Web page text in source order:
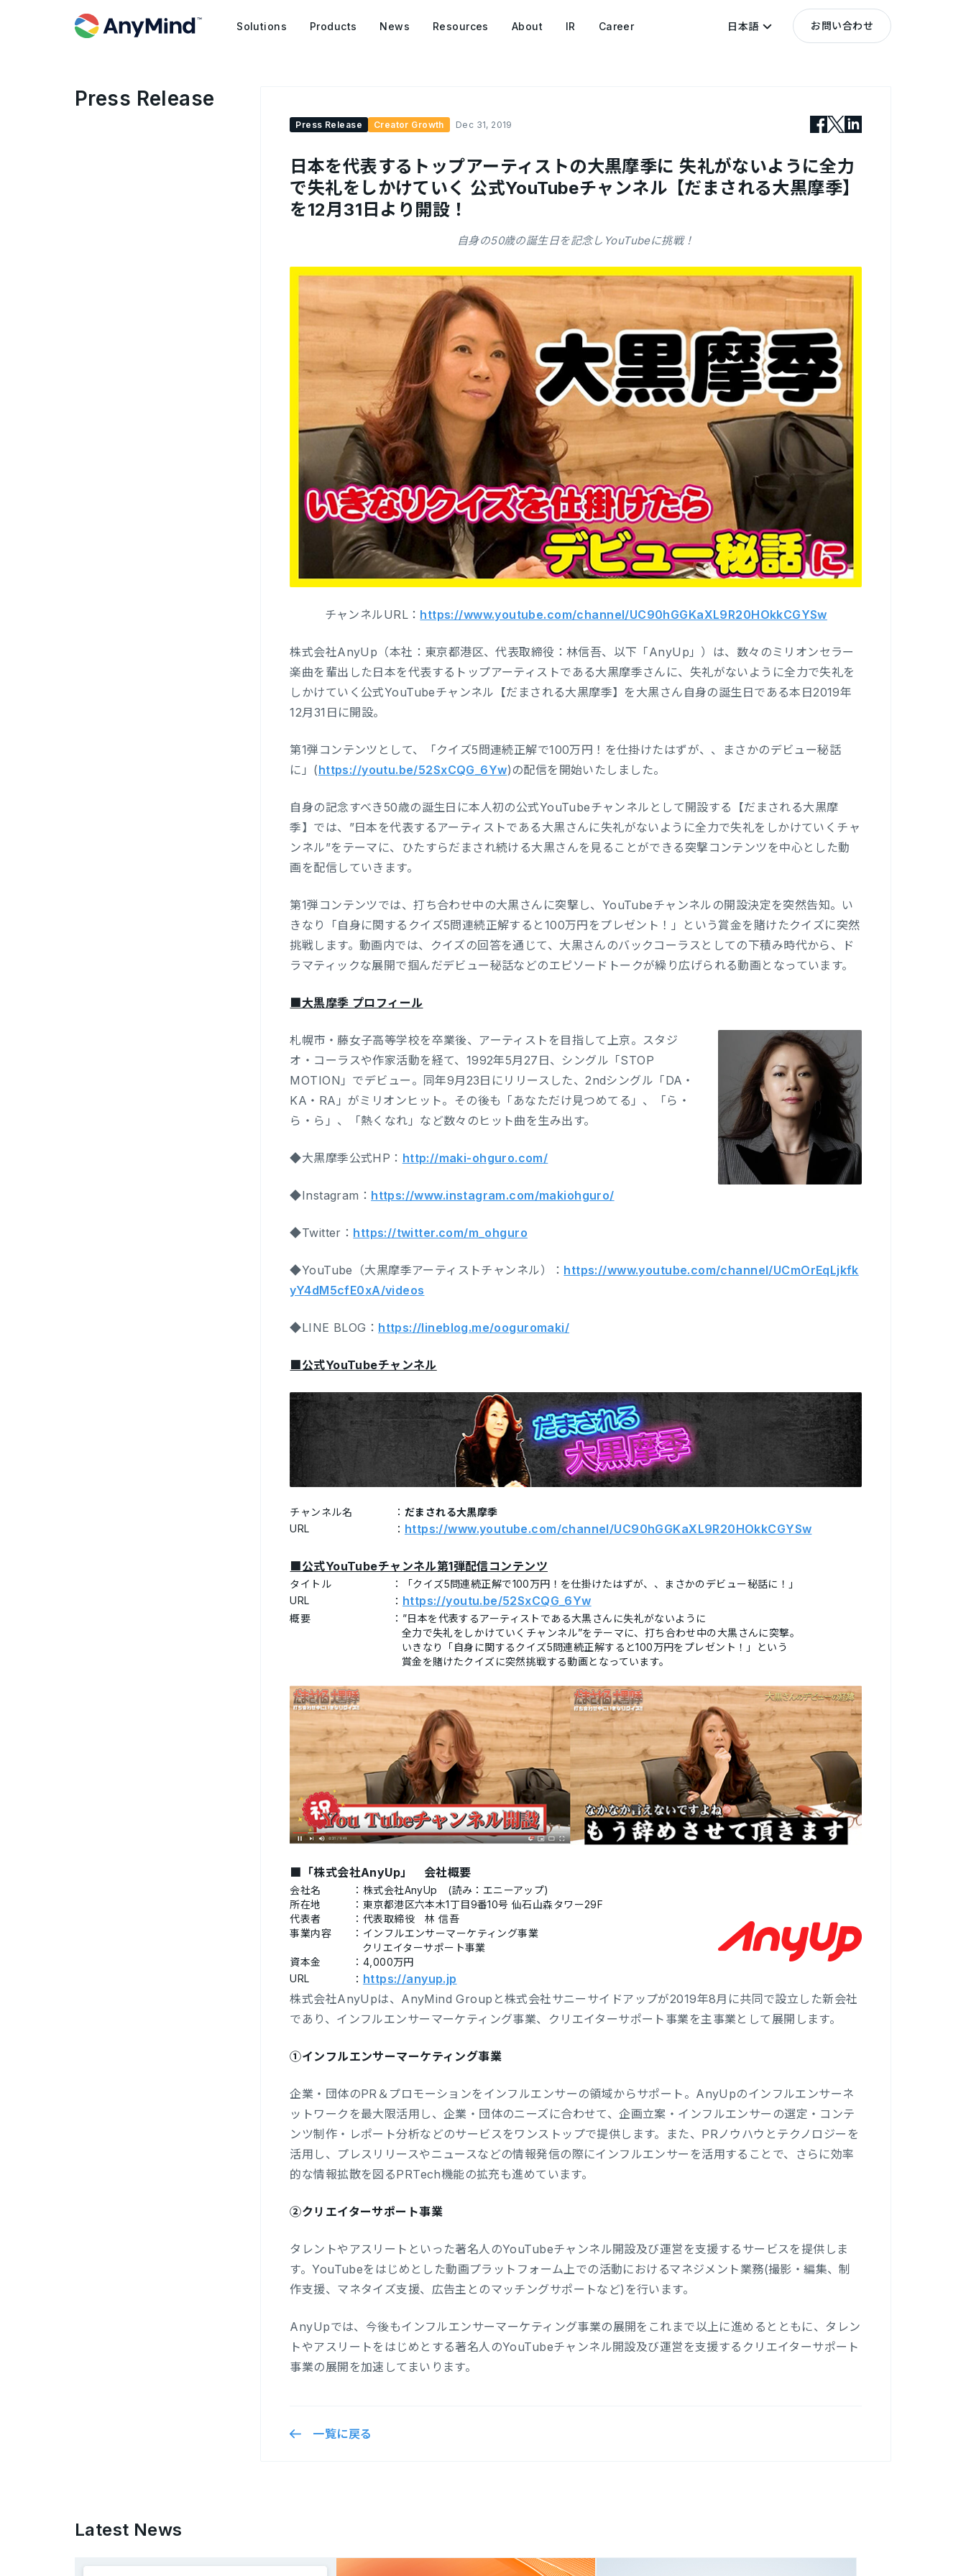
Solutions Products News Resources About IR Career 日本語 お問い合わせ
Press Release
Press Release Creator Growth Dec 31, 2019
日本を代表するトップアーティストの大黒摩季に 失礼がないように全力
で失礼をしかけていく 公式YouTubeチャンネル【だまされる大黒摩季】
を12月31日より開設！
自身の50歳の誕生日を記念しYouTubeに挑戦！
チャンネルURL： https://www.youtube.com/channel/UC90hGGKaXL9R20HOkkCGYSw
株式会社AnyUp（本社：東京都港区、代表取締役：林信吾、以下「AnyUp」）は、数々のミリオンセラー
楽曲を輩出した日本を代表するトップアーティストである大黒摩季さんに、失礼がないように全力で失礼を
しかけていく公式YouTubeチャンネル【だまされる大黒摩季】を大黒さん自身の誕生日である本日2019年
12月31日に開設。
第1弾コンテンツとして、「クイズ5問連続正解で100万円！を仕掛けたはずが、、まさかのデビュー秘話
に」(https://youtu.be/52SxCQG_6Yw)の配信を開始いたしました。
自身の記念すべき50歳の誕生日に本人初の公式YouTubeチャンネルとして開設する【だまされる大黒摩
季】では、”日本を代表するアーティストである大黒さんに失礼がないように全力で失礼をしかけていくチャ
ンネル”をテーマに、ひたすらだまされ続ける大黒さんを見ることができる突撃コンテンツを中心とした動
画を配信していきます。
第1弾コンテンツでは、打ち合わせ中の大黒さんに突撃し、YouTubeチャンネルの開設決定を突然告知。い
きなり「自身に関するクイズ5問連続正解すると100万円をプレゼント！」という賞金を賭けたクイズに突然
挑戦します。動画内では、クイズの回答を通じて、大黒さんのバックコーラスとしての下積み時代から、ド
ラマティックな展開で掴んだデビュー秘話などのエピソードトークが繰り広げられる動画となっています。
■大黒摩季 プロフィール
札幌市・藤女子高等学校を卒業後、アーティストを目指して上京。スタジ
オ・コーラスや作家活動を経て、1992年5月27日、シングル「STOP
MOTION」でデビュー。同年9月23日にリリースした、2ndシングル「DA・
KA・RA」がミリオンヒット。その後も「あなただけ見つめてる」、「ら・
ら・ら」、「熱くなれ」など数々のヒット曲を生み出す。
◆大黒摩季公式HP： http://maki-ohguro.com/
◆Instagram： https://www.instagram.com/makiohguro/
◆Twitter： https://twitter.com/m_ohguro
◆YouTube（大黒摩季アーティストチャンネル）： https://www.youtube.com/channel/UCmOrEqLjkfk
yY4dM5cfE0xA/videos
◆LINE BLOG： https://lineblog.me/ooguromaki/
■公式YouTubeチャンネル
チャンネル名 ： だまされる大黒摩季
URL
： https://www.youtube.com/channel/UC90hGGKaXL9R20HOkkCGYSw
■公式YouTubeチャンネル第1弾配信コンテンツ
タイトル
：「クイズ5問連続正解で100万円！を仕掛けたはずが、、まさかのデビュー秘話に！」
URL
： https://youtu.be/52SxCQG_6Yw
概要
：”日本を代表するアーティストである大黒さんに失礼がないように
全力で失礼をしかけていくチャンネル”をテーマに、打ち合わせ中の大黒さんに突撃。
いきなり「自身に関するクイズ5問連続正解すると100万円をプレゼント！」という
賞金を賭けたクイズに突然挑戦する動画となっています。
■「株式会社AnyUp」 会社概要
会社名
：株式会社AnyUp (読み：エニーアップ)
所在地
：東京都港区六本木1丁目9番10号 仙石山森タワー29F
代表者
：代表取締役 林 信吾
事業内容
：インフルエンサーマーケティング事業
クリエイターサポート事業
資本金
：4,000万円
URL
： https://anyup.jp
株式会社AnyUpは、AnyMind Groupと株式会社サニーサイドアップが2019年8月に共同で設立した新会社
であり、インフルエンサーマーケティング事業、クリエイターサポート事業を主事業として展開します。
①インフルエンサーマーケティング事業
企業・団体のPR＆プロモーションをインフルエンサーの領域からサポート。AnyUpのインフルエンサーネ
ットワークを最大限活用し、企業・団体のニーズに合わせて、企画立案・インフルエンサーの選定・コンテ
ンツ制作・レポート分析などのサービスをワンストップで提供します。また、PRノウハウとテクノロジーを
活用し、プレスリリースやニュースなどの情報発信の際にインフルエンサーを活用することで、さらに効率
的な情報拡散を図るPRTech機能の拡充も進めています。
②クリエイターサポート事業
タレントやアスリートといった著名人のYouTubeチャンネル開設及び運営を支援するサービスを提供しま
す。YouTubeをはじめとした動画プラットフォーム上での活動におけるマネジメント業務(撮影・編集、制
作支援、マネタイズ支援、広告主とのマッチングサポートなど)を行います。
AnyUpでは、今後もインフルエンサーマーケティング事業の展開をこれまで以上に進めるとともに、タレン
トやアスリートをはじめとする著名人のYouTubeチャンネル開設及び運営を支援するクリエイターサポート
事業の展開を加速してまいります。
一覧に戻る
Latest News